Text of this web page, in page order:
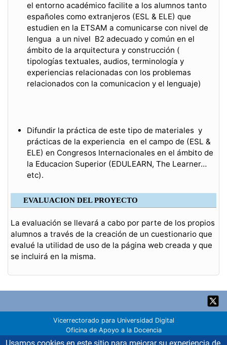
el entorno académico facilite a los alumnos tanto
españoles como extranjeros (ESL & ELE) que
estudien en la ETSAM a comunicarse con nivel de
lengua a un nivel B2 adecuado y común en el
ámbito de la arquitectura y construcción (
tipologías textuales, audios, terminología y
experiencias relacionadas con los problemas
relacionados con la comunicacion y el lenguaje)
Difundir la práctica de este tipo de materiales y
prácticas de la experiencia en el campo de (ESL &
ELE) en Congresos Internacionales en el ámbito de
la Educacion Superior (EDULEARN, The Learner…
etc).
EVALUACION DEL PROYECTO
La evaluación se llevará a cabo por parte de los propios
alumnos a través de la creación de un cuestionario que
evalué la utilidad de uso de la página web creada y que
se incluirá en la misma.
Vicerrectorado para Universidad Digital
Oficina de Apoyo a la Docencia
Servicio de Innovación Educativa